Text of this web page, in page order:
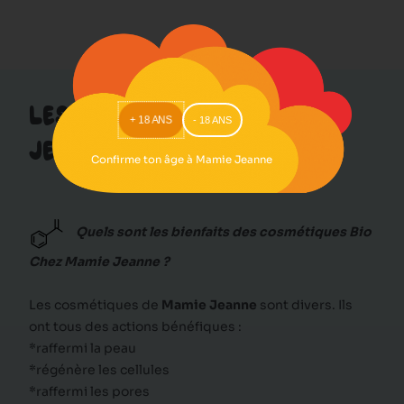
LES SECRETS DE MAMIE
JEANNE
Quels sont les bienfaits des cosmétiques Bio
Chez Mamie Jeanne ?
Les cosmétiques de Mamie Jeanne sont divers. Ils
ont tous des actions bénéfiques :
*raffermi la peau
*régénère les cellules
*raffermi les pores
+ 18 ANS - 18 ANS
Confirme ton âge à Mamie Jeanne